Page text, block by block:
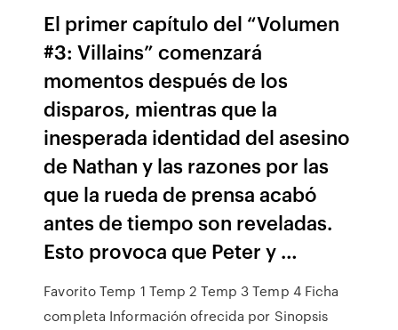
El primer capítulo del “Volumen
#3: Villains” comenzará
momentos después de los
disparos, mientras que la
inesperada identidad del asesino
de Nathan y las razones por las
que la rueda de prensa acabó
antes de tiempo son reveladas.
Esto provoca que Peter y …
Favorito Temp 1 Temp 2 Temp 3 Temp 4 Ficha
completa Información ofrecida por Sinopsis